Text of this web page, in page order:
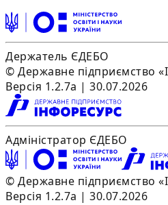
Держатель ЄДЕБО
© Державне підприємство
Версія 1.2.7a | 30.07.2026
Адміністратор ЄДЕБО
© Державне підприємство
Версія 1.2.7a | 30.07.2026